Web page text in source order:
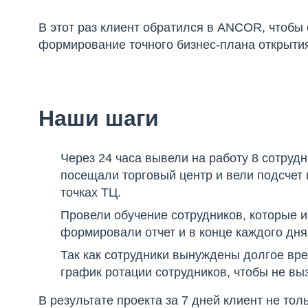
В этот раз клиент обратился в ANCOR,
формирование точного бизнес-плана
Наши шаги
Через 24 часа вывели на работу 8
посещали торговый центр и вели
точках ТЦ.
Провели обучение сотрудников, которые
формировали отчет и в конце каждого
Так как сотрудники вынуждены долгое
график ротации сотрудников, чтобы не
В результате проекта за 7 дней клиент не